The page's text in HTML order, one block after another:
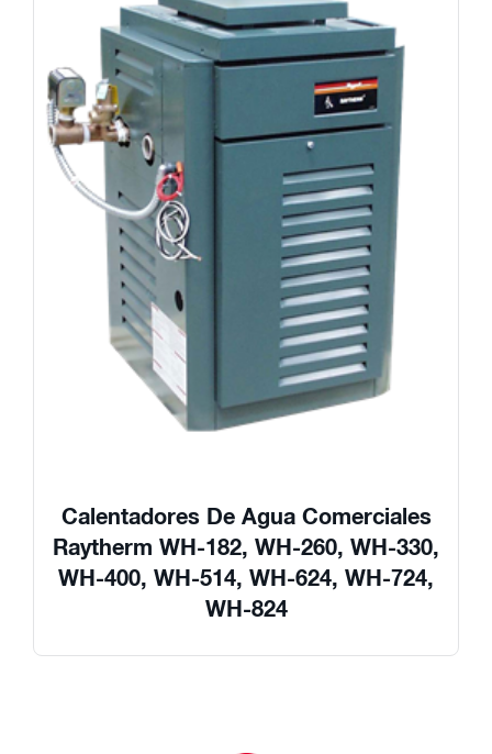
Calentadores De Agua Comerciales
Raytherm WH-182, WH-260, WH-330,
WH-400, WH-514, WH-624, WH-724,
WH-824